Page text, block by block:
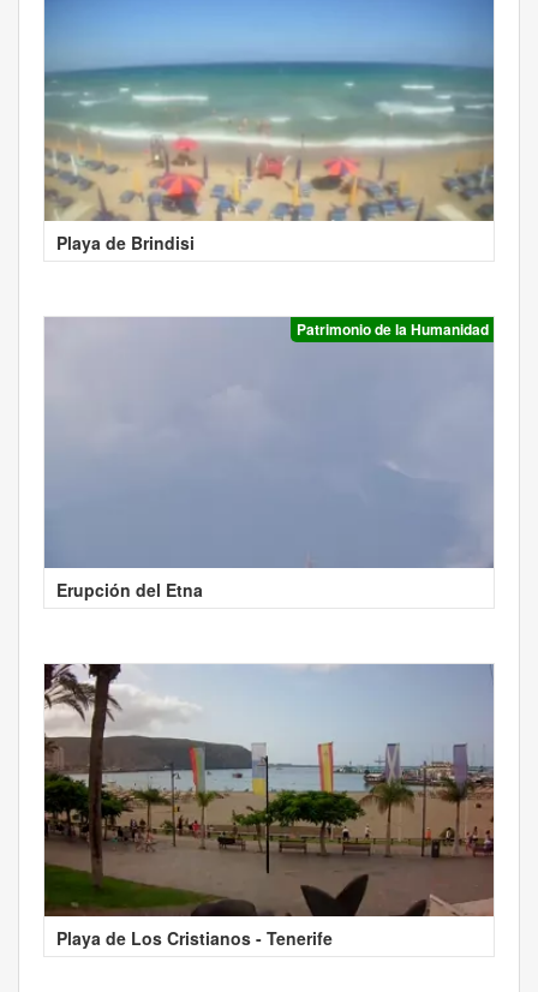
Playa de Brindisi
Patrimonio de la Humanidad
Erupción del Etna
Playa de Los Cristianos - Tenerife